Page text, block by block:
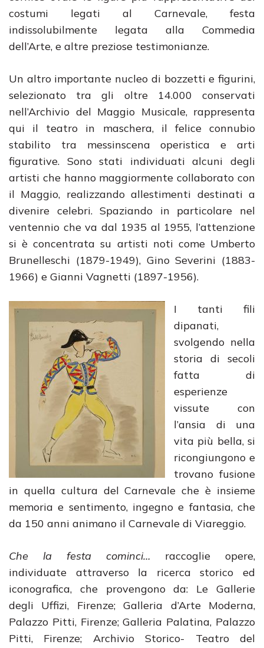
costumi legati al Carnevale, festa
indissolubilmente legata alla Commedia
dell’Arte, e altre preziose testimonianze.
Un altro importante nucleo di bozzetti e figurini,
selezionato tra gli oltre 14.000 conservati
nell’Archivio del Maggio Musicale, rappresenta
qui il teatro in maschera, il felice connubio
stabilito tra messinscena operistica e arti
figurative. Sono stati individuati alcuni degli
artisti che hanno maggiormente collaborato con
il Maggio, realizzando allestimenti destinati a
divenire celebri. Spaziando in particolare nel
ventennio che va dal 1935 al 1955, l’attenzione
si è concentrata su artisti noti come Umberto
Brunelleschi (1879-1949), Gino Severini (1883-
1966) e Gianni Vagnetti (1897-1956).
I tanti fili
dipanati,
svolgendo nella
storia di secoli
fatta di
esperienze
vissute con
l’ansia di una
vita più bella, si
ricongiungono e
trovano fusione
in quella cultura del Carnevale che è insieme
memoria e sentimento, ingegno e fantasia, che
da 150 anni animano il Carnevale di Viareggio.
Che la festa cominci… raccoglie opere,
individuate attraverso la ricerca storico ed
iconografica, che provengono da: Le Gallerie
degli Uffizi, Firenze; Galleria d’Arte Moderna,
Palazzo Pitti, Firenze; Galleria Palatina, Palazzo
Pitti, Firenze; Archivio Storico- Teatro del